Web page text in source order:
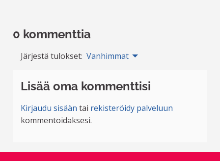
0 kommenttia
Järjestä tulokset: Vanhimmat
Lisää oma kommenttisi
Kirjaudu sisään tai rekisteröidy palveluun
kommentoidaksesi.